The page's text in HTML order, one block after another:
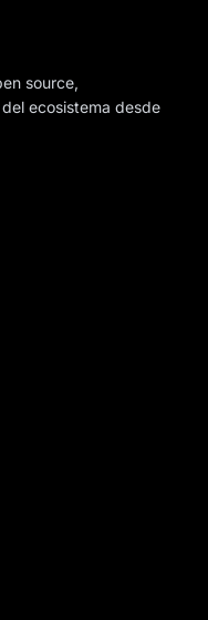
source,
ecosistema desde